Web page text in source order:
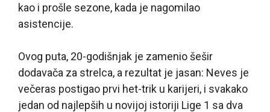
kao i prošle sezone, kada je nagomilao
asistencije.
Ovog puta, 20-godišnjak je zamenio šešir
dodavača za strelca, a rezultat je jasan: Neves je
večeras postigao prvi het-trik u karijeri, i svakako
jedan od najlepših u novijoj istoriji Lige 1 sa dva